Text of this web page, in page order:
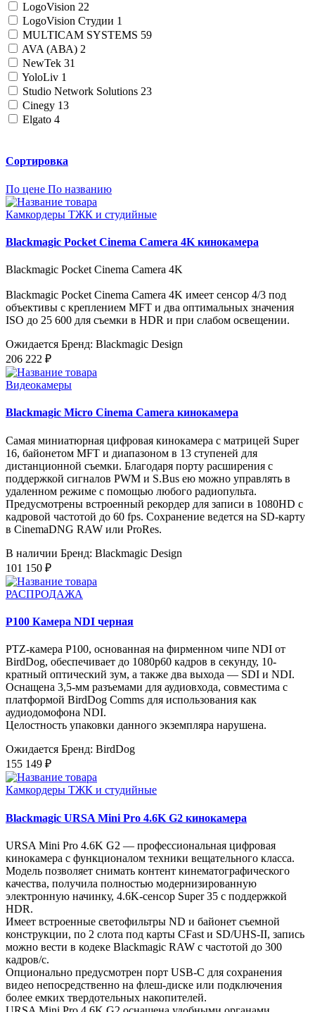
LogoVision 22
LogoVision Студии 1
MULTICAM SYSTEMS 59
AVA (АВА) 2
NewTek 31
YoloLiv 1
Studio Network Solutions 23
Cinegy 13
Elgato 4
Сортировка
По цене По названию
Камкордеры ТЖК и студийные
Blackmagic Pocket Cinema Camera 4K кинокамера
Blackmagic Pocket Cinema Camera 4K
Blackmagic Pocket Cinema Camera 4K имеет сенсор 4/3 под
объективы с креплением MFT и два оптимальных значения
ISO до 25 600 для съемки в HDR и при слабом освещении.
Ожидается Бренд: Blackmagic Design
206 222 ₽
Видеокамеры
Blackmagic Micro Cinema Camera кинокамера
Самая миниатюрная цифровая кинокамера с матрицей Super
16, байонетом MFT и диапазоном в 13 ступеней для
дистанционной съемки. Благодаря порту расширения с
поддержкой сигналов PWM и S.Bus ею можно управлять в
удаленном режиме с помощью любого радиопульта.
Предусмотрены встроенный рекордер для записи в 1080HD с
кадровой частотой до 60 fps. Сохранение ведется на SD-карту
в CinemaDNG RAW или ProRes.
В наличии Бренд: Blackmagic Design
101 150 ₽
РАСПРОДАЖА
P100 Камера NDI черная
PTZ-камера P100, основанная на фирменном чипе NDI от
BirdDog, обеспечивает до 1080p60 кадров в секунду, 10-
кратный оптический зум, а также два выхода — SDI и NDI.
Оснащена 3,5-мм разъемами для аудиовхода, совместима с
платформой BirdDog Comms для использования как
аудиодомофона NDI.
Целостность упаковки данного экземпляра нарушена.
Ожидается Бренд: BirdDog
155 149 ₽
Камкордеры ТЖК и студийные
Blackmagic URSA Mini Pro 4.6K G2 кинокамера
URSA Mini Pro 4.6K G2 — профессиональная цифровая
кинокамера с функционалом техники вещательного класса.
Модель позволяет снимать контент кинематографического
качества, получила полностью модернизированную
электронную начинку, 4.6K-сенсор Super 35 с поддержкой
HDR.
Имеет встроенные светофильтры ND и байонет съемной
конструкции, по 2 слота под карты CFast и SD/UHS‑II, запись
можно вести в кодеке Blackmagic RAW с частотой до 300
кадров/с.
Опционально предусмотрен порт USB-C для сохранения
видео непосредственно на флеш-диске или подключения
более емких твердотельных накопителей.